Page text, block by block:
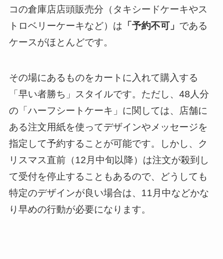
コの倉庫店店頭販売分（タキシードケーキやス
トロベリーケーキなど）は 「予約不可」 である
ケースがほとんどです。
その場にあるものをカートに入れて購入する
「早い者勝ち」スタイルです。ただし、48人分
の「ハーフシートケーキ」に関しては、店舗に
ある注文用紙を使ってデザインやメッセージを
指定して予約することが可能です。しかし、ク
リスマス直前（12月中旬以降）は注文が殺到し
て受付を停止することもあるので、どうしても
特定のデザインが良い場合は、11月中などかな
り早めの行動が必要になります。